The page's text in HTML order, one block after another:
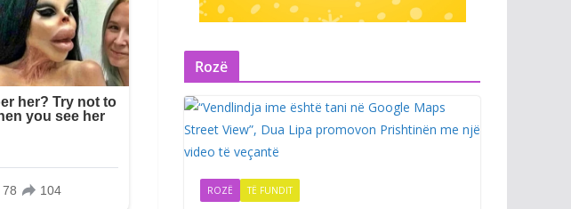
Rozë
ROZË TË FUNDIT